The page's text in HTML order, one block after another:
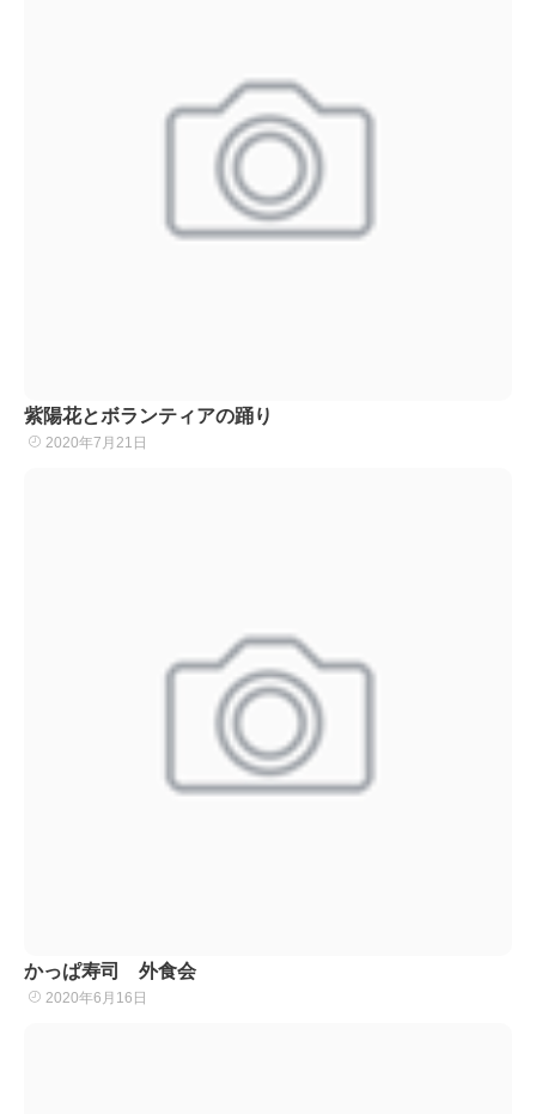
紫陽花とボランティアの踊り
2020年7月21日
かっぱ寿司 外食会
2020年6月16日